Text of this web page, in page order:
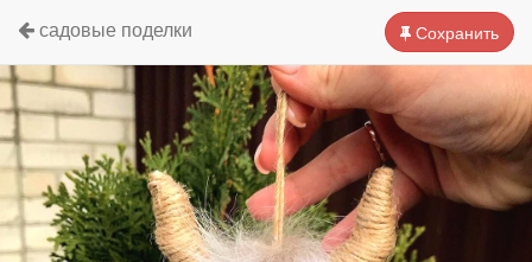
Сохранить
садовые поделки